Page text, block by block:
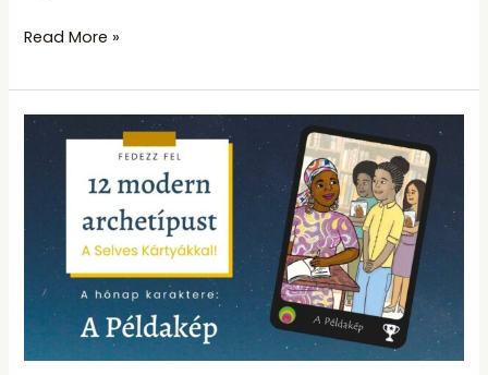
Read More »
Ismerd
meg
Selves
karaktereit!
A
Példakép